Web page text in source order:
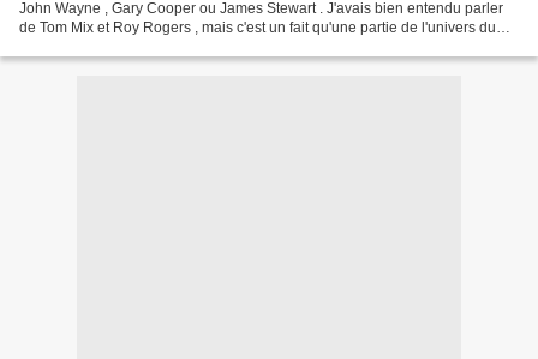
John Wayne , Gary Cooper ou James Stewart . J'avais bien entendu parler
de Tom Mix et Roy Rogers , mais c'est un fait qu'une partie de l'univers du